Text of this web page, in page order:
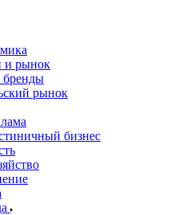
и рынок
рынок
бизнес